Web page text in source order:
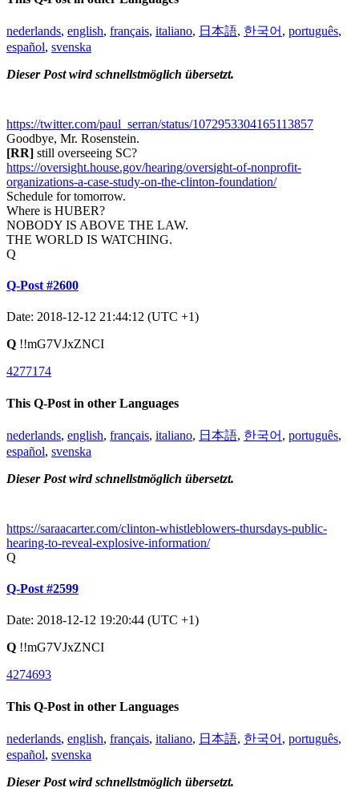
nederlands, english, français, italiano, 日本語, 한국어 , português,
español, svenska
Dieser Post wird schnellstmöglich übersetzt.
https://twitter.com/paul_serran/status/1072953304165113857
Goodbye, Mr. Rosenstein.
[RR] still overseeing SC?
https://oversight.house.gov/hearing/oversight-of-nonprofit-
organizations-a-case-study-on-the-clinton-foundation/
Schedule for tomorrow.
Where is HUBER?
NOBODY IS ABOVE THE LAW.
THE WORLD IS WATCHING.
Q
Q-Post #2600
Date: 2018-12-12 21:44:12 (UTC +1)
Q !!mG7VJxZNCI
4277174
This Q-Post in other Languages
nederlands, english, français, italiano, 日本語, 한국어 , português,
español, svenska
Dieser Post wird schnellstmöglich übersetzt.
https://saraacarter.com/clinton-whistleblowers-thursdays-public-
hearing-to-reveal-explosive-information/
Q
Q-Post #2599
Date: 2018-12-12 19:20:44 (UTC +1)
Q !!mG7VJxZNCI
4274693
This Q-Post in other Languages
nederlands, english, français, italiano, 日本語, 한국어 , português,
español, svenska
Dieser Post wird schnellstmöglich übersetzt.